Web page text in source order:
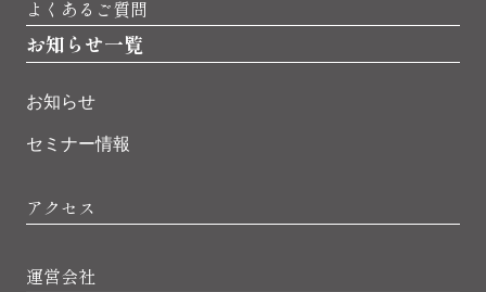
よくあるご質問
お知らせ一覧
お知らせ
セミナー情報
アクセス
運営会社